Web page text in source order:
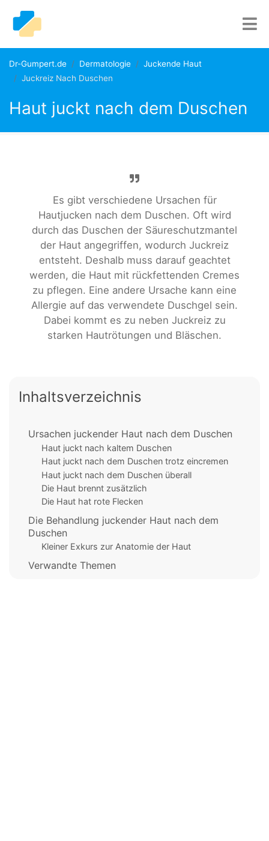
Dr-Gumpert.de Dermatologie
Juckende Haut
Juckreiz Nach Duschen
Haut juckt nach dem Duschen
Es gibt verschiedene Ursachen für
Hautjucken nach dem Duschen. Oft wird
durch das Duschen der Säureschutzmantel
der Haut angegriffen, wodurch Juckreiz
entsteht. Deshalb muss darauf geachtet
werden, die Haut mit rückfettenden Cremes
zu pflegen. Eine andere Ursache kann eine
Allergie auf das verwendete Duschgel sein.
Dabei kommt es zu neben Juckreiz zu
starken Hautrötungen und Bläschen.
Inhaltsverzeichnis
Ursachen juckender Haut nach dem Duschen
Haut juckt nach kaltem Duschen
Haut juckt nach dem Duschen trotz eincremen
Haut juckt nach dem Duschen überall
Die Haut brennt zusätzlich
Die Haut hat rote Flecken
Die Behandlung juckender Haut nach dem
Duschen
Kleiner Exkurs zur Anatomie der Haut
Verwandte Themen